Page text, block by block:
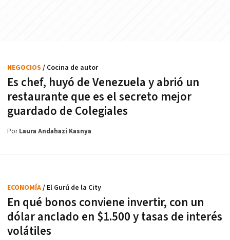
Es chef, huyó de Venezuela y abrió un
restaurante que es el secreto mejor
guardado de Colegiales
NEGOCIOS / Cocina de autor
PorLaura Andahazi Kasnya
En qué bonos conviene invertir, con un
dólar anclado en $1.500 y tasas de interés
volátiles
ECONOMÍA/ El Gurú de la City